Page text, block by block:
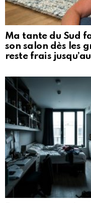
Ma tante du Sud
son salon dès les
reste frais